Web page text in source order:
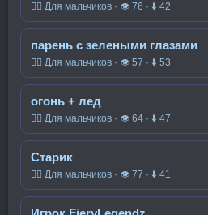
🧍‍♂️ Для мальчиков · 👁 76 · ⬇ 42
парень с зелеными глазами
🧍‍♂️ Для мальчиков · 👁 57 · ⬇ 53
огонь + лед
🧍‍♂️ Для мальчиков · 👁 64 · ⬇ 47
Старик
🧍‍♂️ Для мальчиков · 👁 77 · ⬇ 41